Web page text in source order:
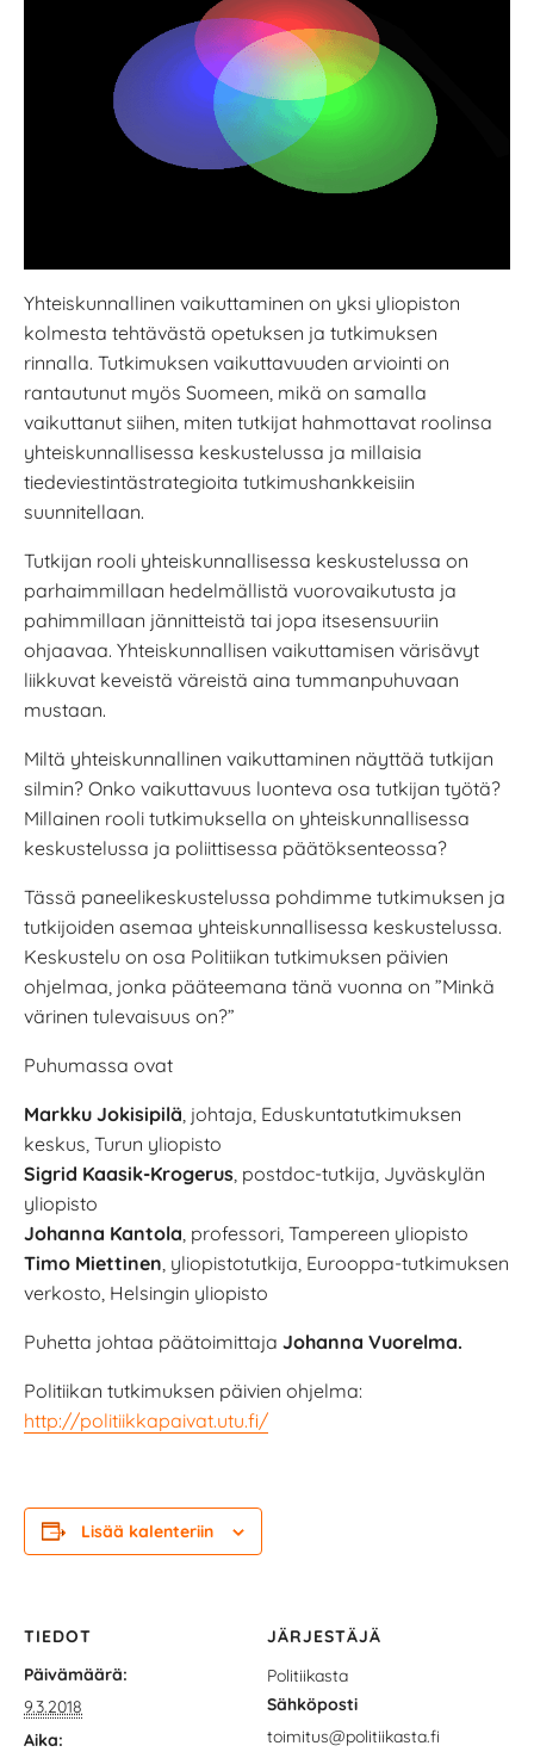
Yhteiskunnallinen vaikuttaminen on yksi yliopiston
kolmesta tehtävästä opetuksen ja tutkimuksen
rinnalla. Tutkimuksen vaikuttavuuden arviointi on
rantautunut myös Suomeen, mikä on samalla
vaikuttanut siihen, miten tutkijat hahmottavat roolinsa
yhteiskunnallisessa keskustelussa ja millaisia
tiedeviestintästrategioita tutkimushankkeisiin
suunnitellaan.
Tutkijan rooli yhteiskunnallisessa keskustelussa on
parhaimmillaan hedelmällistä vuorovaikutusta ja
pahimmillaan jännitteistä tai jopa itsesensuuriin
ohjaavaa. Yhteiskunnallisen vaikuttamisen värisävyt
liikkuvat keveistä väreistä aina tummanpuhuvaan
mustaan.
Miltä yhteiskunnallinen vaikuttaminen näyttää tutkijan
silmin? Onko vaikuttavuus luonteva osa tutkijan työtä?
Millainen rooli tutkimuksella on yhteiskunnallisessa
keskustelussa ja poliittisessa päätöksenteossa?
Tässä paneelikeskustelussa pohdimme tutkimuksen ja
tutkijoiden asemaa yhteiskunnallisessa keskustelussa.
Keskustelu on osa Politiikan tutkimuksen päivien
ohjelmaa, jonka pääteemana tänä vuonna on ”Minkä
värinen tulevaisuus on?”
Puhumassa ovat
Markku Jokisipilä , johtaja, Eduskuntatutkimuksen
keskus, Turun yliopisto
Sigrid Kaasik-Krogerus , postdoc-tutkija, Jyväskylän
yliopisto
Johanna Kantola , professori, Tampereen yliopisto
Timo Miettinen , yliopistotutkija, Eurooppa-tutkimuksen
verkosto, Helsingin yliopisto
Puhetta johtaa päätoimittaja Johanna Vuorelma.
Politiikan tutkimuksen päivien ohjelma:
http://politiikkapaivat.utu.fi/
Lisää kalenteriin
TIEDOT
Päivämäärä:
9.3.2018
Aika:
JÄRJESTÄJÄ
Politiikasta
Sähköposti
toimitus@politiikasta.fi